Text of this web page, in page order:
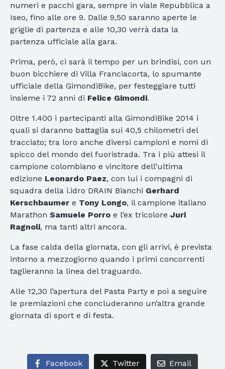
numeri e pacchi gara, sempre in viale Repubblica a
Iseo, fino alle ore 9. Dalle 9,50 saranno aperte le
griglie di partenza e alle 10,30 verrà data la
partenza ufficiale alla gara.
Prima, però, ci sarà il tempo per un brindisi, con un
buon bicchiere di Villa Franciacorta, lo spumante
ufficiale della GimondiBike, per festeggiare tutti
insieme i 72 anni di Felice Gimondi.
Oltre 1.400 i partecipanti alla GimondiBike 2014 i
quali si daranno battaglia sui 40,5 chilometri del
tracciato; tra loro anche diversi campioni e nomi di
spicco del mondo del fuoristrada. Tra i più attesi il
campione colombiano e vincitore dell’ultima
edizione Leonardo Paez, con lui i compagni di
squadra della i.idro DRAIN Bianchi Gerhard
Kerschbaumer e Tony Longo, il campione italiano
Marathon Samuele Porro e l’ex tricolore Juri
Ragnoli, ma tanti altri ancora.
La fase calda della giornata, con gli arrivi, è prevista
intorno a mezzogiorno quando i primi concorrenti
taglieranno la linea del traguardo.
Alle 12,30 l’apertura del Pasta Party e poi a seguire
le premiazioni che concluderanno un’altra grande
giornata di sport e di festa.
Facebook Twitter Email